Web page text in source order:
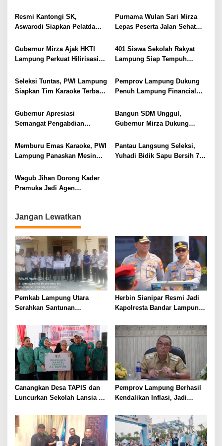
TP PKK Lampung Dorong
Pembangunan SDM Dimulai
Terendah di Sumatera
Resmi Kantongi SK,
Aswarodi Siapkan Pelatda
Menuju Porwanas 2027
Purnama Wulan Sari Mirza
Lepas Peserta Jalan Sehat
Lansia Sehat dan Bahagia
Gubernur Mirza Ajak HKTI
Lampung Perkuat Hilirisasi
Kesejahteraan Petani
401 Siswa Sekolah Rakyat
Lampung Siap Tempuh
Dorong Lahirnya Generasi
Emas
Seleksi Tuntas, PWI Lampung
Siapkan Tim Karaoke Terbaik
Pemprov Lampung Dukung
Penuh Lampung Financial
Keuangan Generasi Muda
Gubernur Apresiasi
Semangat Pengabdian
Menjaga Stabilitas Lampung
Bangun SDM Unggul,
Gubernur Mirza Dukung
bagi Generasi Muda
Lampung
Memburu Emas Karaoke, PWI
Lampung Panaskan Mesin
Pantau Langsung Seleksi,
Yuhadi Bidik Sapu Bersih 7
Wagub Jihan Dorong Kader
Pramuka Jadi Agen
Jangan Lewatkan
Pemkab Lampung Utara
Serahkan Santunan
Korban Kebakaran
Herbin Sianipar Resmi Jadi
Kapolresta Bandar Lampung,
Prioritas
Canangkan Desa TAPIS dan
Luncurkan Sekolah Lansia di
TP PKK Lampung Dorong
Pembangunan SDM Dimulai
dari Desa
Pemprov Lampung Berhasil
Kendalikan Inflasi, Jadi
Terendah di Sumatera